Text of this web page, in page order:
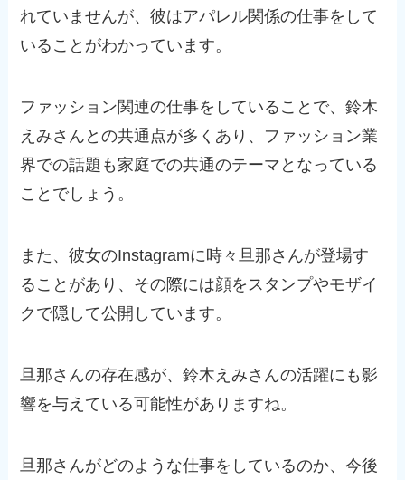
れていませんが、彼はアパレル関係の仕事をして
いることがわかっています。
ファッション関連の仕事をしていることで、鈴木
えみさんとの共通点が多くあり、ファッション業
界での話題も家庭での共通のテーマとなっている
ことでしょう。
また、彼女のInstagramに時々旦那さんが登場す
ることがあり、その際には顔をスタンプやモザイ
クで隠して公開しています。
旦那さんの存在感が、鈴木えみさんの活躍にも影
響を与えている可能性がありますね。
旦那さんがどのような仕事をしているのか、今後